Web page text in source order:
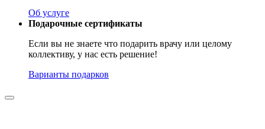
Об услуге
Подарочные сертификаты
Если вы не знаете что подарить врачу или целому
коллективу, у нас есть решение!
Варианты подарков